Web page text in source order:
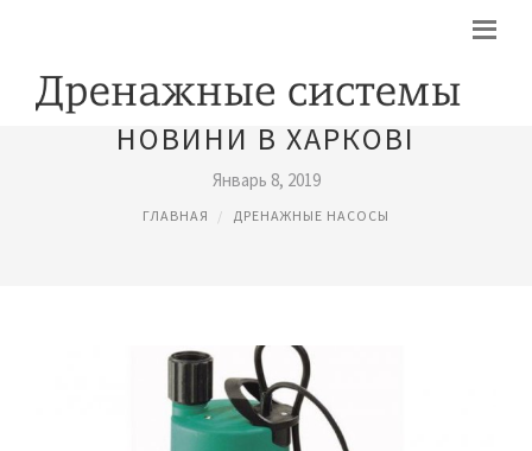
НОВИНИ В ХАРКОВІ
Январь 8, 2019
ГЛАВНАЯ ДРЕНАЖНЫЕ НАСОСЫ